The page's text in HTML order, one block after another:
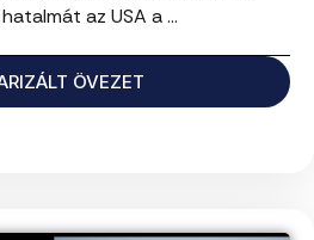
az USA a ...
ÖVEZET